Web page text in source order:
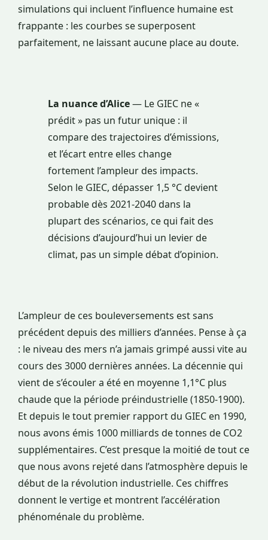
simulations qui incluent l’influence humaine est
frappante : les courbes se superposent
parfaitement, ne laissant aucune place au doute.
La nuance d’Alice— Le GIEC ne «
prédit » pas un futur unique : il
compare des trajectoires d’émissions,
et l’écart entre elles change
fortement l’ampleur des impacts.
Selon le GIEC, dépasser 1,5 °C devient
probable dès 2021-2040 dans la
plupart des scénarios, ce qui fait des
décisions d’aujourd’hui un levier de
climat, pas un simple débat d’opinion.
L’ampleur de ces bouleversements est sans
précédent depuis des milliers d’années. Pense à ça
: le niveau des mers n’a jamais grimpé aussi vite au
cours des 3000 dernières années. La décennie qui
vient de s’écouler a été en moyenne 1,1°C plus
chaude que la période préindustrielle (1850-1900).
Et depuis le tout premier rapport du GIEC en 1990,
nous avons émis 1000 milliards de tonnes de CO2
supplémentaires. C’est presque la moitié de tout ce
que nous avons rejeté dans l’atmosphère depuis le
début de la révolution industrielle. Ces chiffres
donnent le vertige et montrent l’accélération
phénoménale du problème.